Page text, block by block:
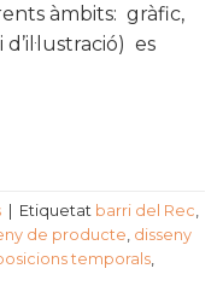
àmbits: gràfic,
es
Etiquetat barri del Rec,
de producte, disseny
temporals,